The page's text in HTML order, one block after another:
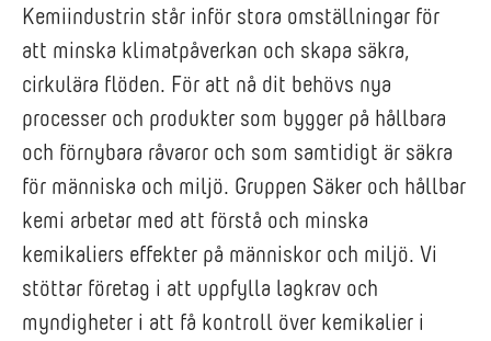
Kemiindustrin står inför stora omställningar för
att minska klimatpåverkan och skapa säkra,
cirkulära flöden. För att nå dit behövs nya
processer och produkter som bygger på hållbara
och förnybara råvaror och som samtidigt är säkra
för människa och miljö. Gruppen Säker och hållbar
kemi arbetar med att förstå och minska
kemikaliers effekter på människor och miljö. Vi
stöttar företag i att uppfylla lagkrav och
myndigheter i att få kontroll över kemikalier i